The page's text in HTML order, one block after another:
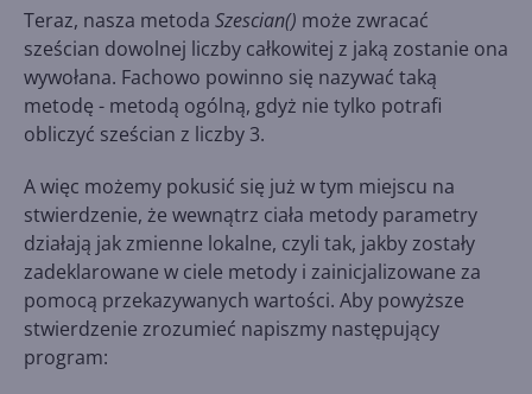
Teraz, nasza metoda Szescian() może zwracać
sześcian dowolnej liczby całkowitej z jaką zostanie ona
wywołana. Fachowo powinno się nazywać taką
metodę - metodą ogólną, gdyż nie tylko potrafi
obliczyć sześcian z liczby 3.
A więc możemy pokusić się już w tym miejscu na
stwierdzenie, że wewnątrz ciała metody parametry
działają jak zmienne lokalne, czyli tak, jakby zostały
zadeklarowane w ciele metody i zainicjalizowane za
pomocą przekazywanych wartości. Aby powyższe
stwierdzenie zrozumieć napiszmy następujący
program: